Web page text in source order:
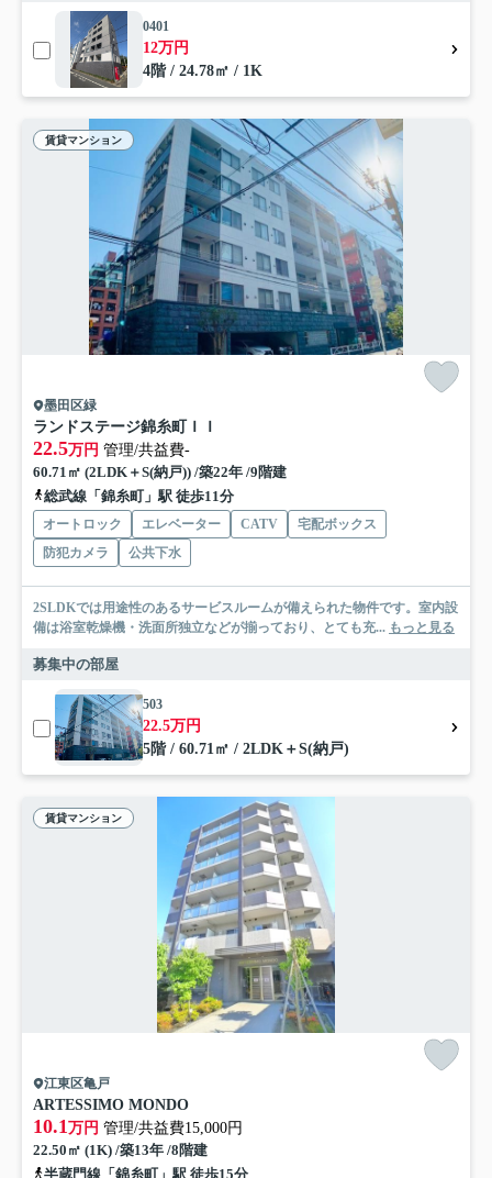
0401
12万円
4階 / 24.78㎡ / 1K
賃貸マンション
墨田区緑
ランドステージ錦糸町ＩＩ
22.5万円 管理/共益費-
60.71㎡ (2LDK＋S(納戸)) /築22年 /9階建
総武線「錦糸町」駅 徒歩11分
オートロック エレベーター CATV
宅配ボックス
防犯カメラ
公共下水
2SLDKでは用途性のあるサービスルームが備えられた物件です。室内設
備は浴室乾燥機・洗面所独立などが揃っており、とても充... もっと見る
募集中の部屋
503
22.5万円
5階 / 60.71㎡ / 2LDK＋S(納戸)
賃貸マンション
江東区亀戸
ARTESSIMO MONDO
10.1万円 管理/共益費15,000円
22.50㎡ (1K) /築13年 /8階建
半蔵門線「錦糸町」駅 徒歩15分